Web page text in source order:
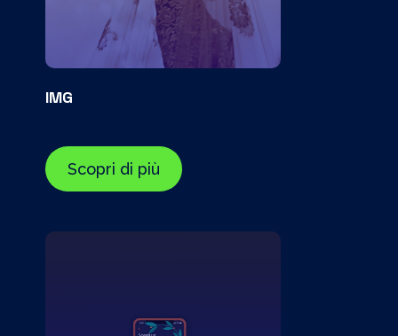
IMG
Scopri di più